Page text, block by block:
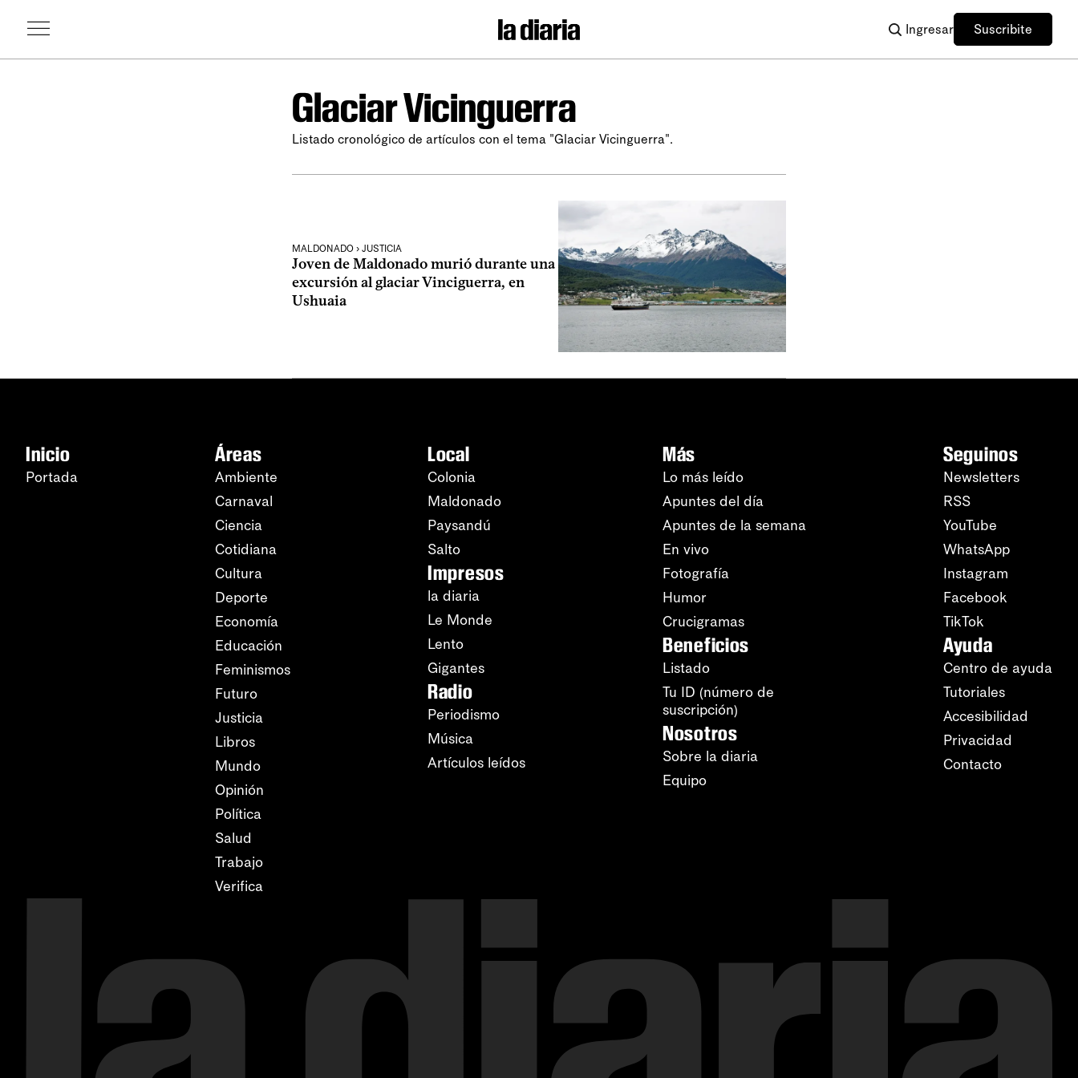
Ingresar Suscribite
Glaciar Vicinguerra
Listado cronológico de artículos con el tema "Glaciar Vicinguerra".
MALDONADO › JUSTICIA
Joven de Maldonado murió durante una
excursión al glaciar Vinciguerra, en
Ushuaia
Inicio
Portada
Áreas
Ambiente
Carnaval
Ciencia
Cotidiana
Cultura
Deporte
Economía
Educación
Feminismos
Futuro
Justicia
Libros
Mundo
Opinión
Política
Salud
Trabajo
Verifica
Local
Colonia
Maldonado
Paysandú
Salto
Impresos
la diaria
Le Monde
Lento
Gigantes
Radio
Periodismo
Música
Artículos leídos
Más
Lo más leído
Apuntes del día
Apuntes de la semana
En vivo
Fotografía
Humor
Crucigramas
Beneficios
Listado
Tu ID (número de
suscripción)
Nosotros
Sobre la diaria
Equipo
Seguinos
Newsletters
RSS
YouTube
WhatsApp
Instagram
Facebook
TikTok
Ayuda
Centro de ayuda
Tutoriales
Accesibilidad
Privacidad
Contacto